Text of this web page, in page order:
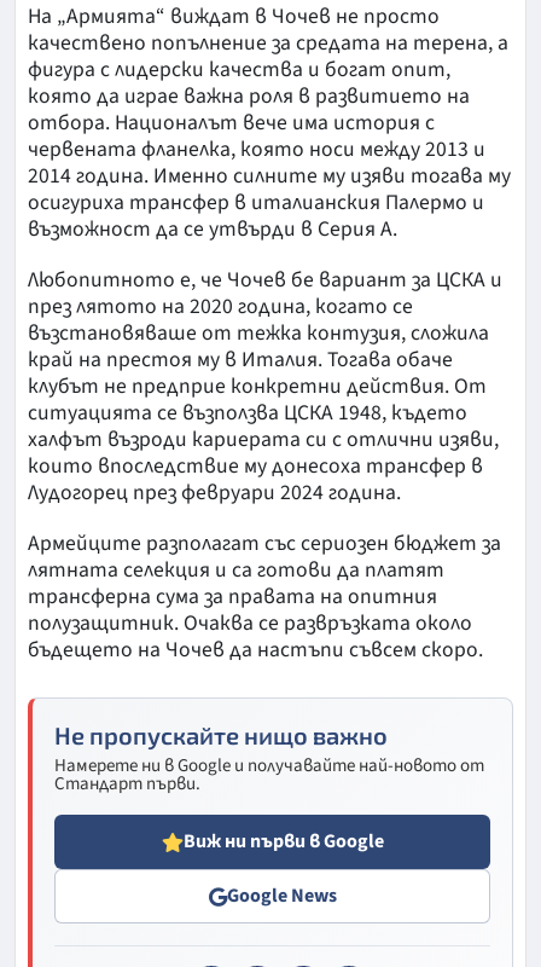
На „Армията“ виждат в Чочев не просто
качествено попълнение за средата на терена, а
фигура с лидерски качества и богат опит,
която да играе важна роля в развитието на
отбора. Националът вече има история с
червената фланелка, която носи между 2013 и
2014 година. Именно силните му изяви тогава му
осигуриха трансфер в италианския Палермо и
възможност да се утвърди в Серия А.
Любопитното е, че Чочев бе вариант за ЦСКА и
през лятото на 2020 година, когато се
възстановяваше от тежка контузия, сложила
край на престоя му в Италия. Тогава обаче
клубът не предприе конкретни действия. От
ситуацията се възползва ЦСКА 1948, където
халфът възроди кариерата си с отлични изяви,
които впоследствие му донесоха трансфер в
Лудогорец през февруари 2024 година.
Армейците разполагат със сериозен бюджет за
лятната селекция и са готови да платят
трансферна сума за правата на опитния
полузащитник. Очаква се развръзката около
бъдещето на Чочев да настъпи съвсем скоро.
Не пропускайте нищо важно
Намерете ни в Google и получавайте най-новото от
Стандарт първи.
Виж ни първи в Google
Google News